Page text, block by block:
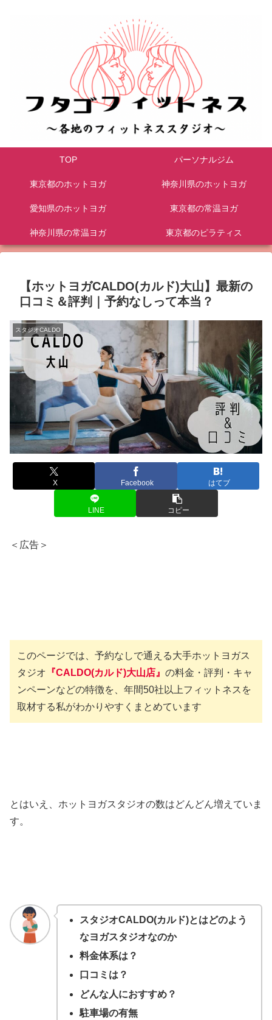
TOP パーソナルジム
東京都のホットヨガ 神奈川県のホットヨガ
愛知県のホットヨガ 東京都の常温ヨガ
神奈川県の常温ヨガ 東京都のピラティス
【ホットヨガCALDO(カルド)大山】最新の
口コミ＆評判｜予約なしって本当？
スタジオCALDO
X Facebook はてブ
LINE コピー
＜広告＞
このページでは、予約なしで通える大手ホットヨガス
タジオ 『CALDO(カルド)大山店』 の料金・評判・キャ
ンペーンなどの特徴を、年間50社以上フィットネスを
取材する私がわかりやすくまとめています
とはいえ、ホットヨガスタジオの数はどんどん増えていま
す。
スタジオCALDO(カルド)とはどのよう
なヨガスタジオなのか
料金体系は？
口コミは？
どんな人におすすめ？
駐車場の有無